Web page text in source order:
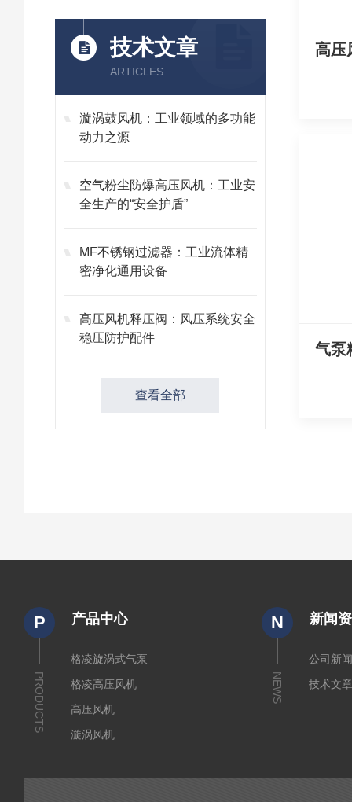
技术文章
ARTICLES
漩涡鼓风机：工业领域的多功能
动力之源
空气粉尘防爆高压风机：工业安
全生产的“安全护盾”
MF不锈钢过滤器：工业流体精
密净化通用设备
高压风机释压阀：风压系统安全
稳压防护配件
查看全部
高压
气泵
P
PRODUCTS
产品中心
格凌旋涡式气泵
格凌高压风机
高压风机
漩涡风机
N
NEWS
新闻
公司新
技术文